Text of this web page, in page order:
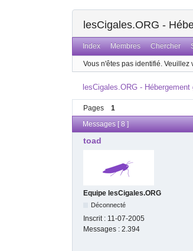
lesCigales.ORG -
Index Membres Chercher
Vous n'êtes pas identifié. Veuillez
lesCigales.ORG -
Pages 1
Messages [ 8 ]
toad
Equipe lesCigales.ORG
Déconnecté
Inscrit : 11-07-2005
Messages : 2.394